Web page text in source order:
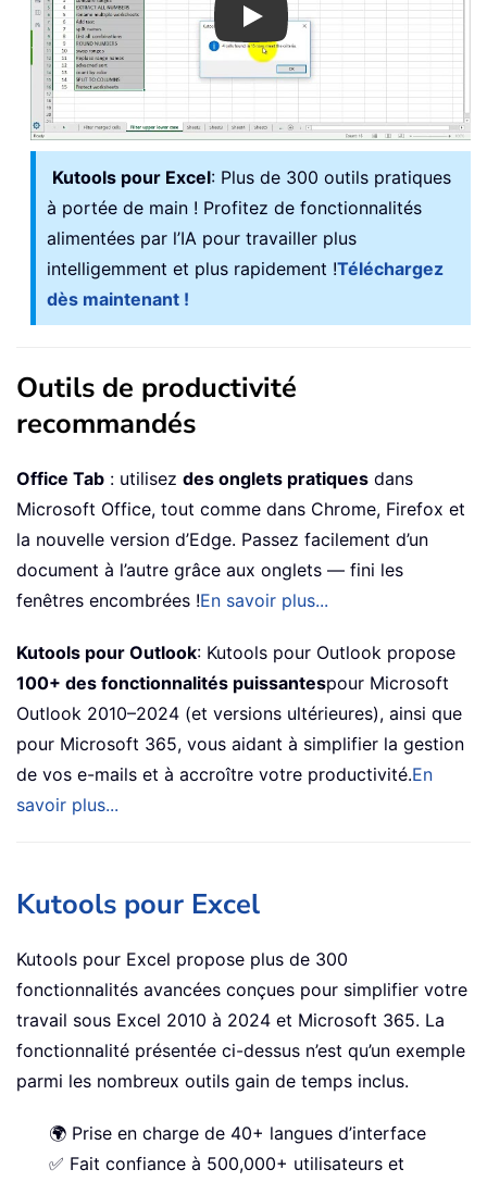
Play
Kutools pour Excel: Plus de 300 outils pratiques
à portée de main ! Profitez de fonctionnalités
alimentées par l’IA pour travailler plus
intelligemment et plus rapidement !Téléchargez
dès maintenant !
Outils de productivité
recommandés
Office Tab : utilisez des onglets pratiques dans
Microsoft Office, tout comme dans Chrome, Firefox et
la nouvelle version d’Edge. Passez facilement d’un
document à l’autre grâce aux onglets — fini les
fenêtres encombrées !En savoir plus...
Kutools pour Outlook: Kutools pour Outlook propose
100+ des fonctionnalités puissantespour Microsoft
Outlook 2010–2024 (et versions ultérieures), ainsi que
pour Microsoft 365, vous aidant à simplifier la gestion
de vos e-mails et à accroître votre productivité.En
savoir plus...
Kutools pour Excel
Kutools pour Excel propose plus de 300
fonctionnalités avancées conçues pour simplifier votre
travail sous Excel 2010 à 2024 et Microsoft 365. La
fonctionnalité présentée ci-dessus n’est qu’un exemple
parmi les nombreux outils gain de temps inclus.
🌍 Prise en charge de 40+ langues d’interface
✅ Fait confiance à 500,000+ utilisateurs et